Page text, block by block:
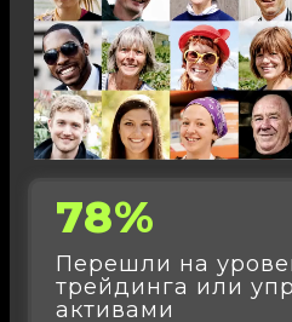
78%
Перешли на
трейдинга или
активами